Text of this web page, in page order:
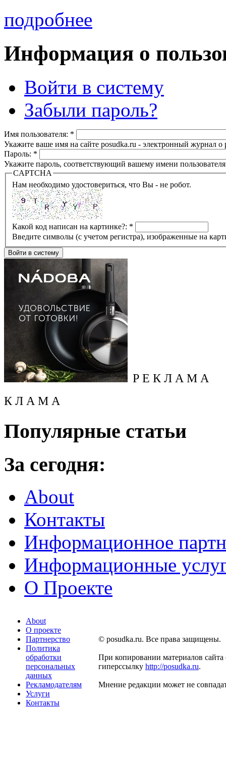
подробнее
Информация о
Войти в систему
Забыли пароль?
Имя пользователя: *
Укажите ваше имя на сайте posudka.ru - электронный журнал
Пароль: *
Укажите пароль, соответствующий вашему имени
CAPTCHA
Нам необходимо удостовериться, что Вы - не робот.
Какой код написан на картинке?: *
Введите символы (с учетом регистра), изображенные на
Р Е К Л А М А
К Л А М А
Популярные статьи
За сегодня:
About
Контакты
Информационное
Информационные
О Проекте
About
О проекте
Партнерство
Политика
обработки
персональных
данных
Рекламодателям
Услуги
Контакты
© posudka.ru. Все права защищены.
При копировании материалов сайта
гиперссылку http://posudka.ru.
Мнение редакции может не